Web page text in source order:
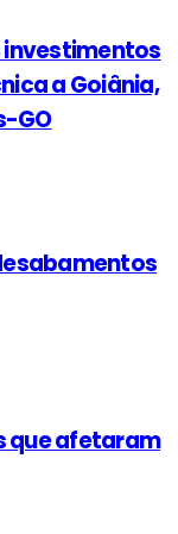
investimentos
a Goiânia,
GO
que afetaram